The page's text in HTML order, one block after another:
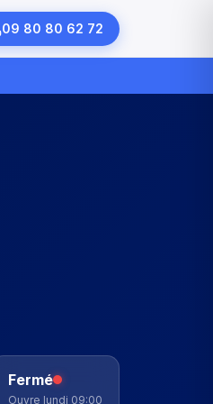
09 80 80 62 72
Fermé
Ouvre lundi 09:00